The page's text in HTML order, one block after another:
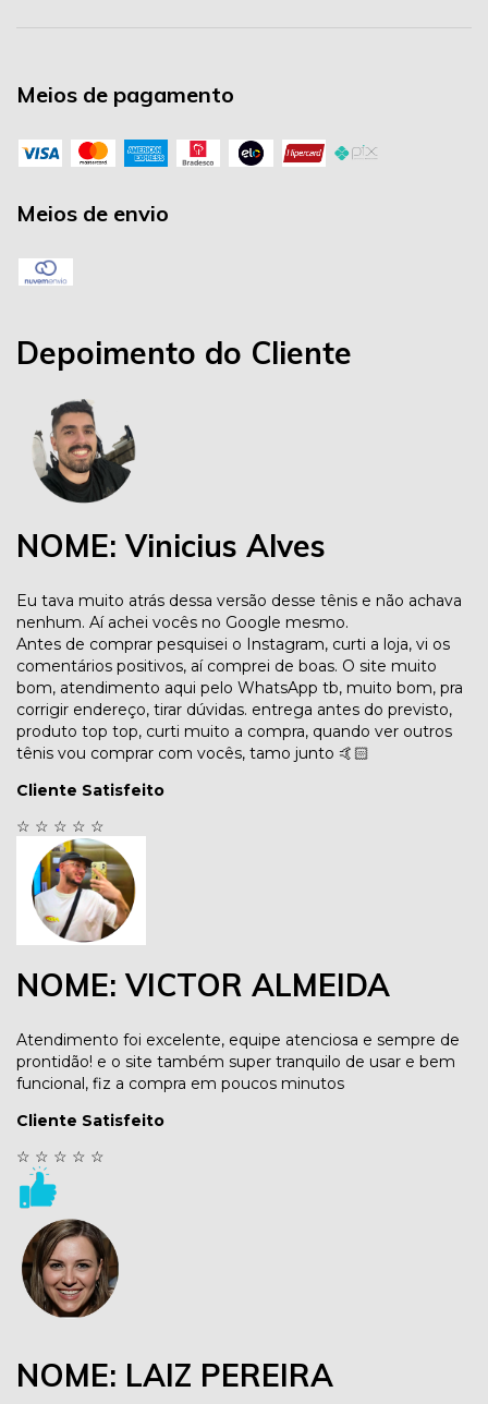
Meios de pagamento
Meios de envio
Depoimento do Cliente
NOME: Vinicius Alves
Eu tava muito atrás dessa versão desse tênis e não achava
nenhum. Aí achei vocês no Google mesmo.
Antes de comprar pesquisei o Instagram, curti a loja, vi os
comentários positivos, aí comprei de boas. O site muito
bom, atendimento aqui pelo WhatsApp tb, muito bom, pra
corrigir endereço, tirar dúvidas. entrega antes do previsto,
produto top top, curti muito a compra, quando ver outros
tênis vou comprar com vocês, tamo junto 🤙🏻
Cliente Satisfeito
☆ ☆ ☆ ☆ ☆
NOME: VICTOR ALMEIDA
Atendimento foi excelente, equipe atenciosa e sempre de
prontidão! e o site também super tranquilo de usar e bem
funcional, fiz a compra em poucos minutos
Cliente Satisfeito
☆ ☆ ☆ ☆ ☆
NOME: LAIZ PEREIRA